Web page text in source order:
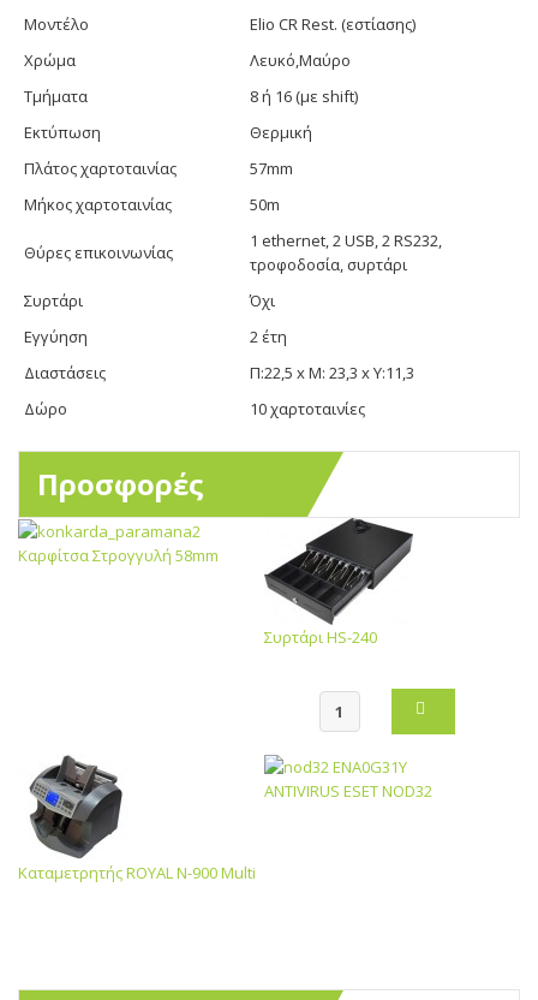
Μοντέλο
Elio CR Rest. (εστίασης)
Χρώμα
Λευκό,Μαύρο
Τμήματα
8 ή 16 (με shift)
Εκτύπωση
Θερμική
Πλάτος χαρτοταινίας
57mm
Μήκος χαρτοταινίας
50m
Θύρες επικοινωνίας
1 ethernet, 2 USB, 2 RS232,
τροφοδοσία, συρτάρι
Συρτάρι
Όχι
Εγγύηση
2 έτη
Διαστάσεις
Π:22,5 x Μ: 23,3 x Υ:11,3
Δώρο
10 χαρτοταινίες
Προσφορές
Καρφίτσα Στρογγυλή 58mm
Συρτάρι HS-240
Καταμετρητής ROYAL N-900 Multi
ANTIVIRUS ESET NOD32